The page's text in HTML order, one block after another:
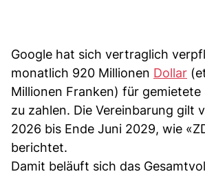
Google hat sich vertraglich
monatlich 920 Millionen Dollar
Millionen Franken) für gemietete
zu zahlen. Die Vereinbarung gilt
2026 bis Ende Juni 2029, wie
berichtet.
Damit beläuft sich das